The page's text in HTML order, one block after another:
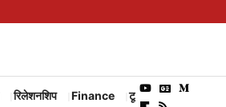
रिलेशनशिप Finance टूरिज्म